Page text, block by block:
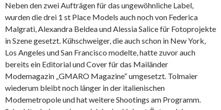
Neben den zwei Aufträgen für das ungewöhnliche Label,
wurden die drei 1 st Place Models auch noch von Federica
Malgrati, Alexandra Beldea und Alessia Salice für Fotoprojekte
in Szene gesetzt. Kühschweiger, die auch schon in New York,
Los Angeles und San Francisco modelte, hatte zuvor auch
bereits ein Editorial und Cover für das Mailänder
Modemagazin „GMARO Magazine“ umgesetzt. Tolmaier
wiederum bleibt noch länger in der italienischen
Modemetropole und hat weitere Shootings am Programm.